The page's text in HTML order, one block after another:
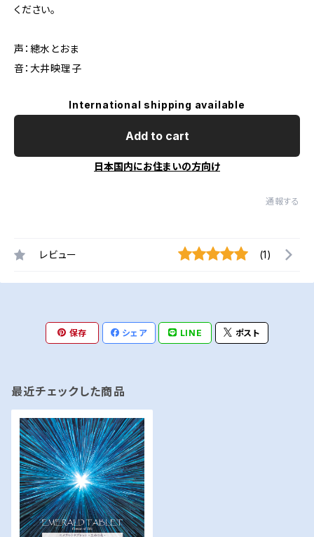
ください。
声：總水とおま
音：大井映理子
International shipping available
Add to cart
日本国内にお住まいの方向け
通報する
レビュー (1)
保存 シェア LINE ポスト
最近チェックした商品